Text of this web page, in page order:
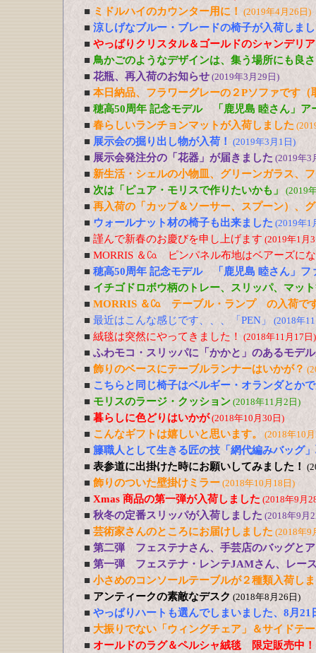
■ ミドルハイのカウンター用に！ (2019年4月26日)
■ 涼しげなブルー・ブレードの椅子が入荷しま
■ やっぱりクリスタル＆ゴールドのシャンデリ
■ 鳥かごのようなデザインは、集う場所にも良
■ 花瓶、再入荷のお知らせ (2019年3月29日)
■ 本日納品、フラワーグレーの２Pソファです（
■ 穂高50周年 記念モデル 「鹿児島 睦さん」
■ 春らしいランチョンマットが入荷しました
■ 展示会の掘り出し物が入荷！ (2019年3月1日)
■ 展示会発注分の「花器」が届きました (2019年3
■ 新生活・シェルの小物皿、グリーンガラス、
■ 次は「ピュア・モリスで作りたいかも」 (2019
■ 再入荷の「カップ＆ソーサー、スプーン）、
■ ウォールナット材の椅子も出来ました (2019年1
■ 謹んで新春のお慶びを申し上げます (2019年1月
■ MORRIS ＆㏇ ピンパネル布地はベアーズに
■ 穂高50周年 記念モデル 「鹿児島 睦さん」フ
■ イチゴドロボウ柄のトレー、スリッパ、マッ
■ MORRIS ＆㏇ テーブル・ランプ の入荷で
■ 最近はこんな感じです、、、「PEN」 (2018年
■ 絨毯は突然にやってきました！ (2018年11月17日)
■ ふわモコ・スリッパに「かかと」のあるモデ
■ 飾りのベースにテーブルランナーはいかが？
■ こちらと同じ椅子はベルギー・オランダとか
■ モリスのラージ・クッション (2018年11月2日)
■ 暮らしに色どりはいかが(2018年10月30日)
■ こんなギフトは嬉しいと思います。 (2018年10
■ 籐職人として生きる匠の技「網代編みバッグ
■ 表参道に出掛けた時にお願いしてみました！
■ 飾りのついた壁掛けミラー (2018年10月18日)
■ Xmas 商品の第一弾が入荷しました (2018年9月
■ 秋冬の定番スリッパが入荷しました (2018年9月
■ 芸術家さんのところにお届けしました (2018年9
■ 第二弾 フェステナさん、手芸店のバッグと
■ 第一弾 フェステナ・レンテJAMさん、レー
■ 小さめのコンソールテーブルが２種類入荷し
■ アンティークの素敵なデスク (2018年8月26日)
■ やっぱりハートも選んでしまいました、8月21
■ 大振りでない「ウィングチェア」＆サイドテ
■ オールドのラグ＆ペルシャ絨毯 限定販売中！